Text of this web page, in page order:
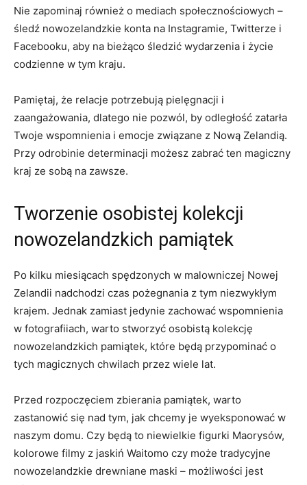
Nie zapominaj również o mediach społecznościowych –
śledź nowozelandzkie konta na Instagramie, Twitterze i
Facebooku, aby na bieżąco śledzić wydarzenia i życie
codzienne w tym kraju.
Pamiętaj, że ‌relacje potrzebują pielęgnacji⁤ i
zaangażowania, dlatego nie pozwól, by odległość zatarła
Twoje wspomnienia i‍ emocje związane z Nową Zelandią.
Przy⁤ odrobinie‌ determinacji możesz zabrać ten magiczny
kraj ze sobą na zawsze.
Tworzenie osobistej‌ kolekcji
nowozelandzkich ‍pamiątek
Po kilku miesiącach⁣ spędzonych w⁣ malowniczej Nowej
Zelandii nadchodzi czas pożegnania z tym niezwykłym
krajem. Jednak zamiast jedynie zachować wspomnienia
w fotografiiach, warto⁣ stworzyć⁢ osobistą kolekcję
⁤nowozelandzkich ​pamiątek, ⁢które będą przypominać o
tych magicznych⁤ chwilach ‌przez wiele lat.
Przed rozpoczęciem zbierania‍ pamiątek, warto
zastanowić się nad tym,⁤ jak chcemy je ‍wyeksponować ‍w
naszym domu. Czy będą to niewielkie figurki Maorysów,
kolorowe filmy z jaskiń‍ Waitomo czy może tradycyjne
nowozelandzkie drewniane maski – możliwości jest